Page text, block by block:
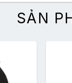
SẢN